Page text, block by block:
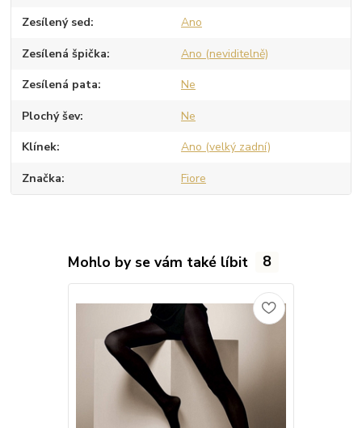
Zesílený sed Ano
Zesílená špička Ano (neviditelně)
Zesílená pata Ne
Plochý šev Ne
Klínek Ano (velký zadní)
Značka Fiore
Mohlo by se vám také líbit 8